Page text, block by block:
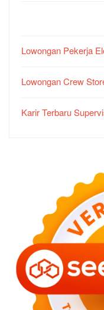
Lowongan Pekerja
Lowongan Crew
Karir Terbaru